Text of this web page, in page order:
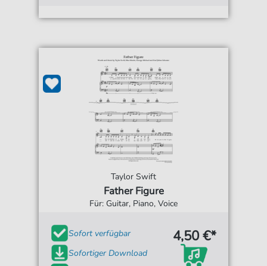
Taylor Swift
Father Figure
Für: Guitar, Piano, Voice
Sofort verfügbar
Sofortiger Download
4,50 €*